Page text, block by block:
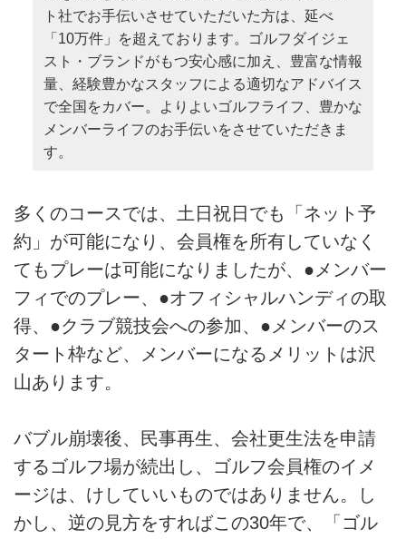
ト社でお手伝いさせていただいた方は、延べ
「10万件」を超えております。ゴルフダイジェ
スト・ブランドがもつ安心感に加え、豊富な情報
量、経験豊かなスタッフによる適切なアドバイス
で全国をカバー。よりよいゴルフライフ、豊かな
メンバーライフのお手伝いをさせていただきま
す。
多くのコースでは、土日祝日でも「ネット予
約」が可能になり、会員権を所有していなく
てもプレーは可能になりましたが、●メンバー
フィでのプレー、●オフィシャルハンディの取
得、●クラブ競技会への参加、●メンバーのス
タート枠など、メンバーになるメリットは沢
山あります。
バブル崩壊後、民事再生、会社更生法を申請
するゴルフ場が続出し、ゴルフ会員権のイメ
ージは、けしていいものではありません。し
かし、逆の見方をすればこの30年で、「ゴル